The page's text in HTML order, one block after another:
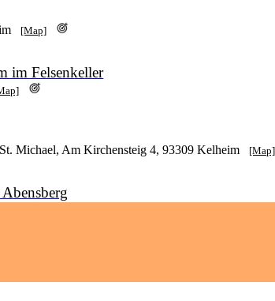
[Map]
im Felsenkeller
Michael, Am Kirchensteig 4, 93309 Kelheim [Map]